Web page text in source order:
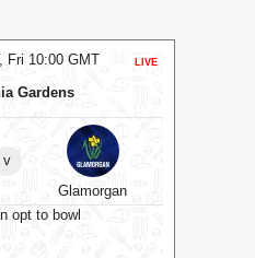
Fri 10:00 GMT LIVE
Gardens
v
Glamorgan
opt to bowl